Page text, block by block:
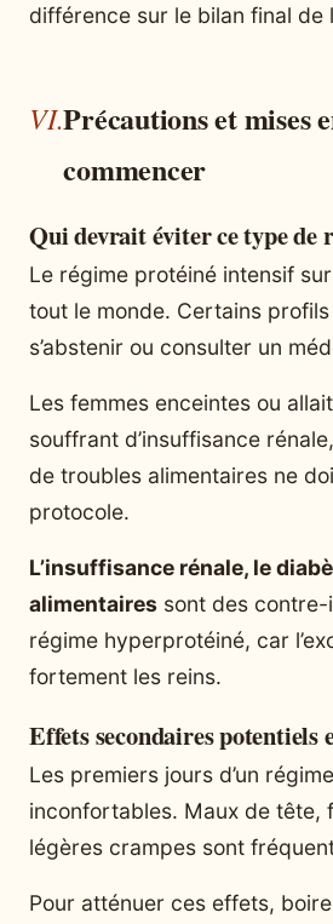
différence sur le bilan final de
Précautions et mises
commencer
Qui devrait éviter ce type de
Le régime protéiné intensif
tout le monde. Certains
s’abstenir ou consulter un
Les femmes enceintes ou
souffrant d’insuffisance
de troubles alimentaires ne
protocole.
L’insuffisance rénale, le
alimentaires sont des
régime hyperprotéiné, car
fortement les reins.
Effets secondaires potentiels
Les premiers jours d’un
inconfortables. Maux de tête,
légères crampes sont
Pour atténuer ces effets,